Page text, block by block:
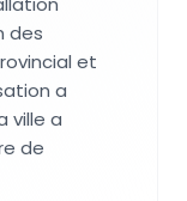
des
et
a
ville a
de